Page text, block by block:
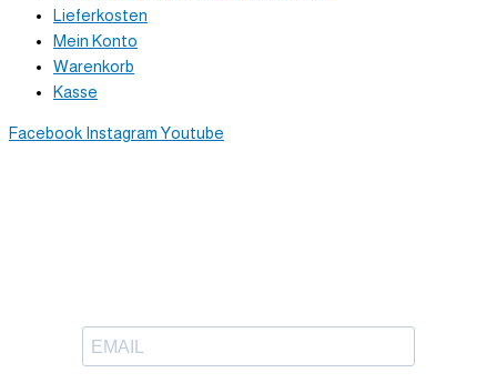
Lieferkosten
Mein Konto
Warenkorb
Kasse
Facebook Instagram Youtube